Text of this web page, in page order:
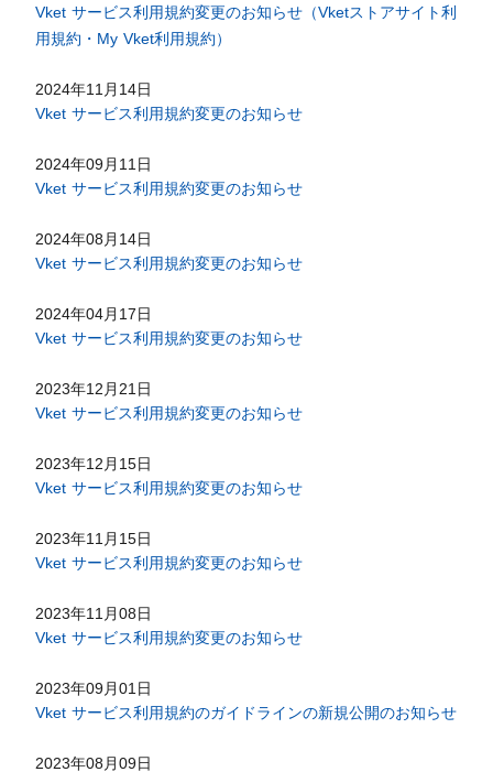
Vket サービス利用規約変更のお知らせ（Vketストアサイト利
用規約・My Vket利用規約）
2024年11月14日
Vket サービス利用規約変更のお知らせ
2024年09月11日
Vket サービス利用規約変更のお知らせ
2024年08月14日
Vket サービス利用規約変更のお知らせ
2024年04月17日
Vket サービス利用規約変更のお知らせ
2023年12月21日
Vket サービス利用規約変更のお知らせ
2023年12月15日
Vket サービス利用規約変更のお知らせ
2023年11月15日
Vket サービス利用規約変更のお知らせ
2023年11月08日
Vket サービス利用規約変更のお知らせ
2023年09月01日
Vket サービス利用規約のガイドラインの新規公開のお知らせ
2023年08月09日